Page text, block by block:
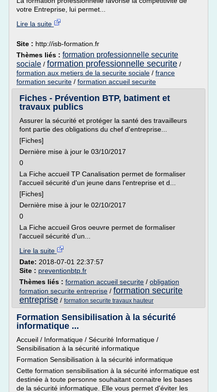
votre Entreprise, lui permet...
Lire la suite
Site : http://isb-formation.fr
Thèmes liés : formation professionnelle securite
sociale / formation professionnelle securite /
formation aux metiers de la securite sociale / france
formation securite / formation accueil securite
Fiches - Prévention BTP, batiment et
travaux publics
Assurer la sécurité et protéger la santé des travailleurs
font partie des obligations du chef d'entreprise...
[Fiches]
Dernière mise à jour le 03/10/2017
0
La Fiche accueil TP Canalisation permet de formaliser
l'accueil sécurité d'un jeune dans l'entreprise et d...
[Fiches]
Dernière mise à jour le 02/10/2017
0
La Fiche accueil Gros oeuvre permet de formaliser
l'accueil sécurité d'un...
Lire la suite
Date: 2018-07-01 22:37:57
Site : preventionbtp.fr
Thèmes liés : formation accueil securite / obligation
formation securite entreprise / formation securite
entreprise / formation securite travaux hauteur
Formation Sensibilisation à la sécurité
informatique ...
Accueil / Informatique / Sécurité Informatique /
Sensibilisation à la sécurité informatique
Formation Sensibilisation à la sécurité informatique
Cette formation sensibilisation à la sécurité informatique est
destinée à toute personne souhaitant connaitre les bases
de la sécurité informatique. Elle vous permet d'éviter les